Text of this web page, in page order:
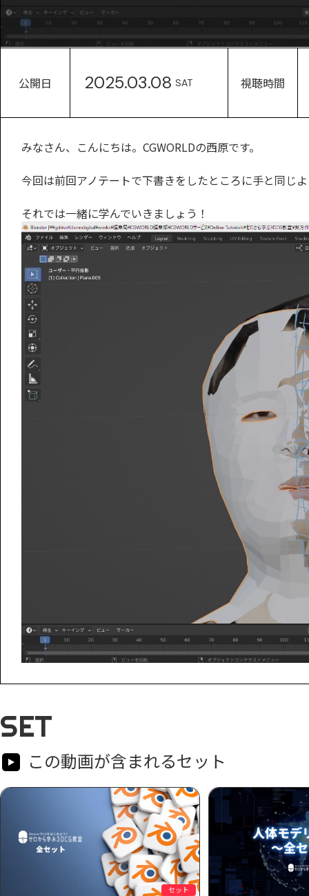
公開日 2025.03.08 SAT 視聴時間
みなさん、こんにちは。CGWORLDの西原です。
今回は前回アノテートで下書きをしたところに手と同じ
それでは一緒に学んでいきましょう！
SET
この動画が含まれるセット
セット